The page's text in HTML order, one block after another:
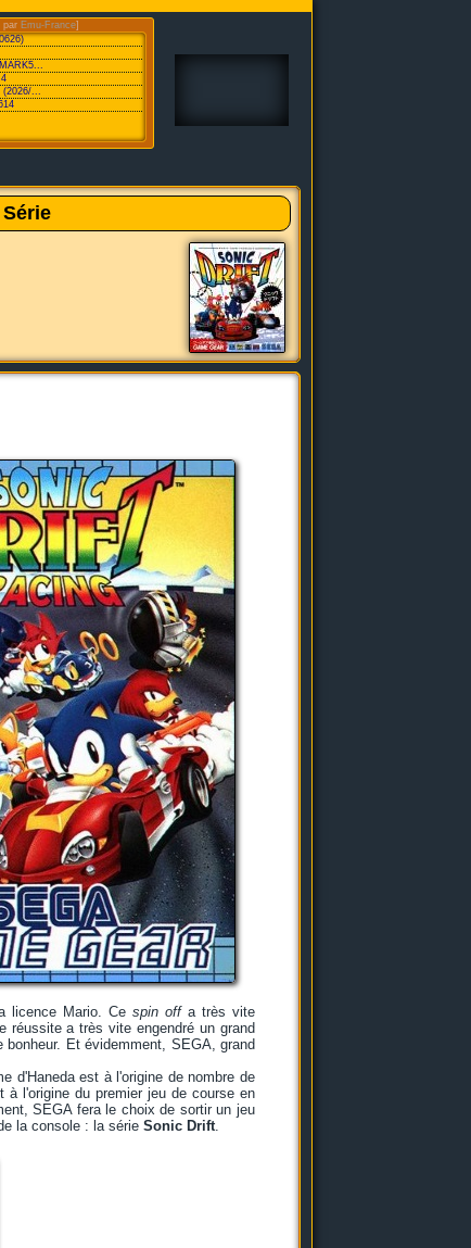
par Emu-France]
(2026/...
licence Mario. Ce spin offa très vite
réussite a très vite engendré un grand
Et évidemment, SEGA, grand
d'Haneda est à l'origine de nombre de
l'origine du premier jeu de course en
SEGA fera le choix de sortir un jeu
la console : la série Sonic Drift.